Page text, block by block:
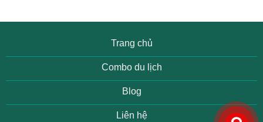
Trang chủ
Combo du lịch
Blog
Liên hệ